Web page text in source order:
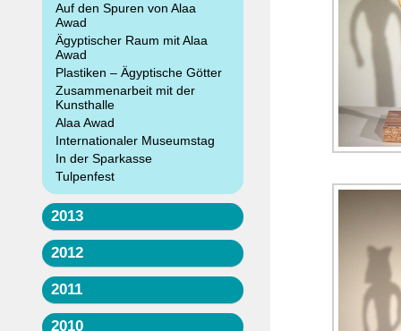
Auf den Spuren von Alaa
Awad
Ägyptischer Raum mit Alaa
Awad
Plastiken – Ägyptische Götter
Zusammenarbeit mit der
Kunsthalle
Alaa Awad
Internationaler Museumstag
In der Sparkasse
Tulpenfest
2013
2012
2011
2010